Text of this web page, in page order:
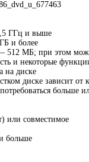
ГГц и выше
и более
512 МБ; при этом
и некоторые
на диске
диске зависит от
больше
или совместимое
больше